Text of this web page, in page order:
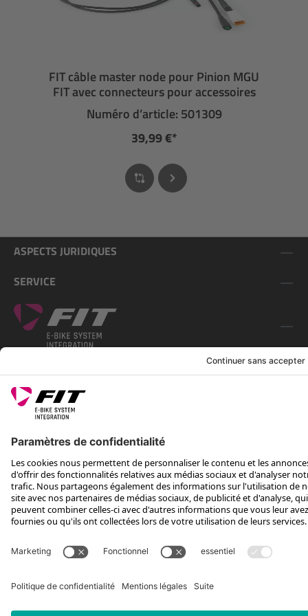
FIT câble master node pour Pinion MGU
FIT avec connecteurs pour accessoires
Numéro d’article: 501309
39,99 €*
ASPECTS JURIDIQUES
SERVICE
*Prix conseillé avec TVA. Hors frais de transport
Rotax Bike Technology AG © 2025